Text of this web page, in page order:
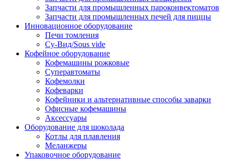
Запчасти для промышленных пароконвектоматов
Запчасти для промышленных печей для пиццы
Инновационное оборудование
Печи томления
Су-Вид/Sous vide
Кофейное оборудование
Кофемашины рожковые
Суперавтоматы
Кофемолки
Кофеварки
Кофейники и альтернативные способы заварки
Офисные кофемашины
Аксессуары
Оборудование для шоколада
Котлы для плавления
Меланжеры
Упаковочное оборудование